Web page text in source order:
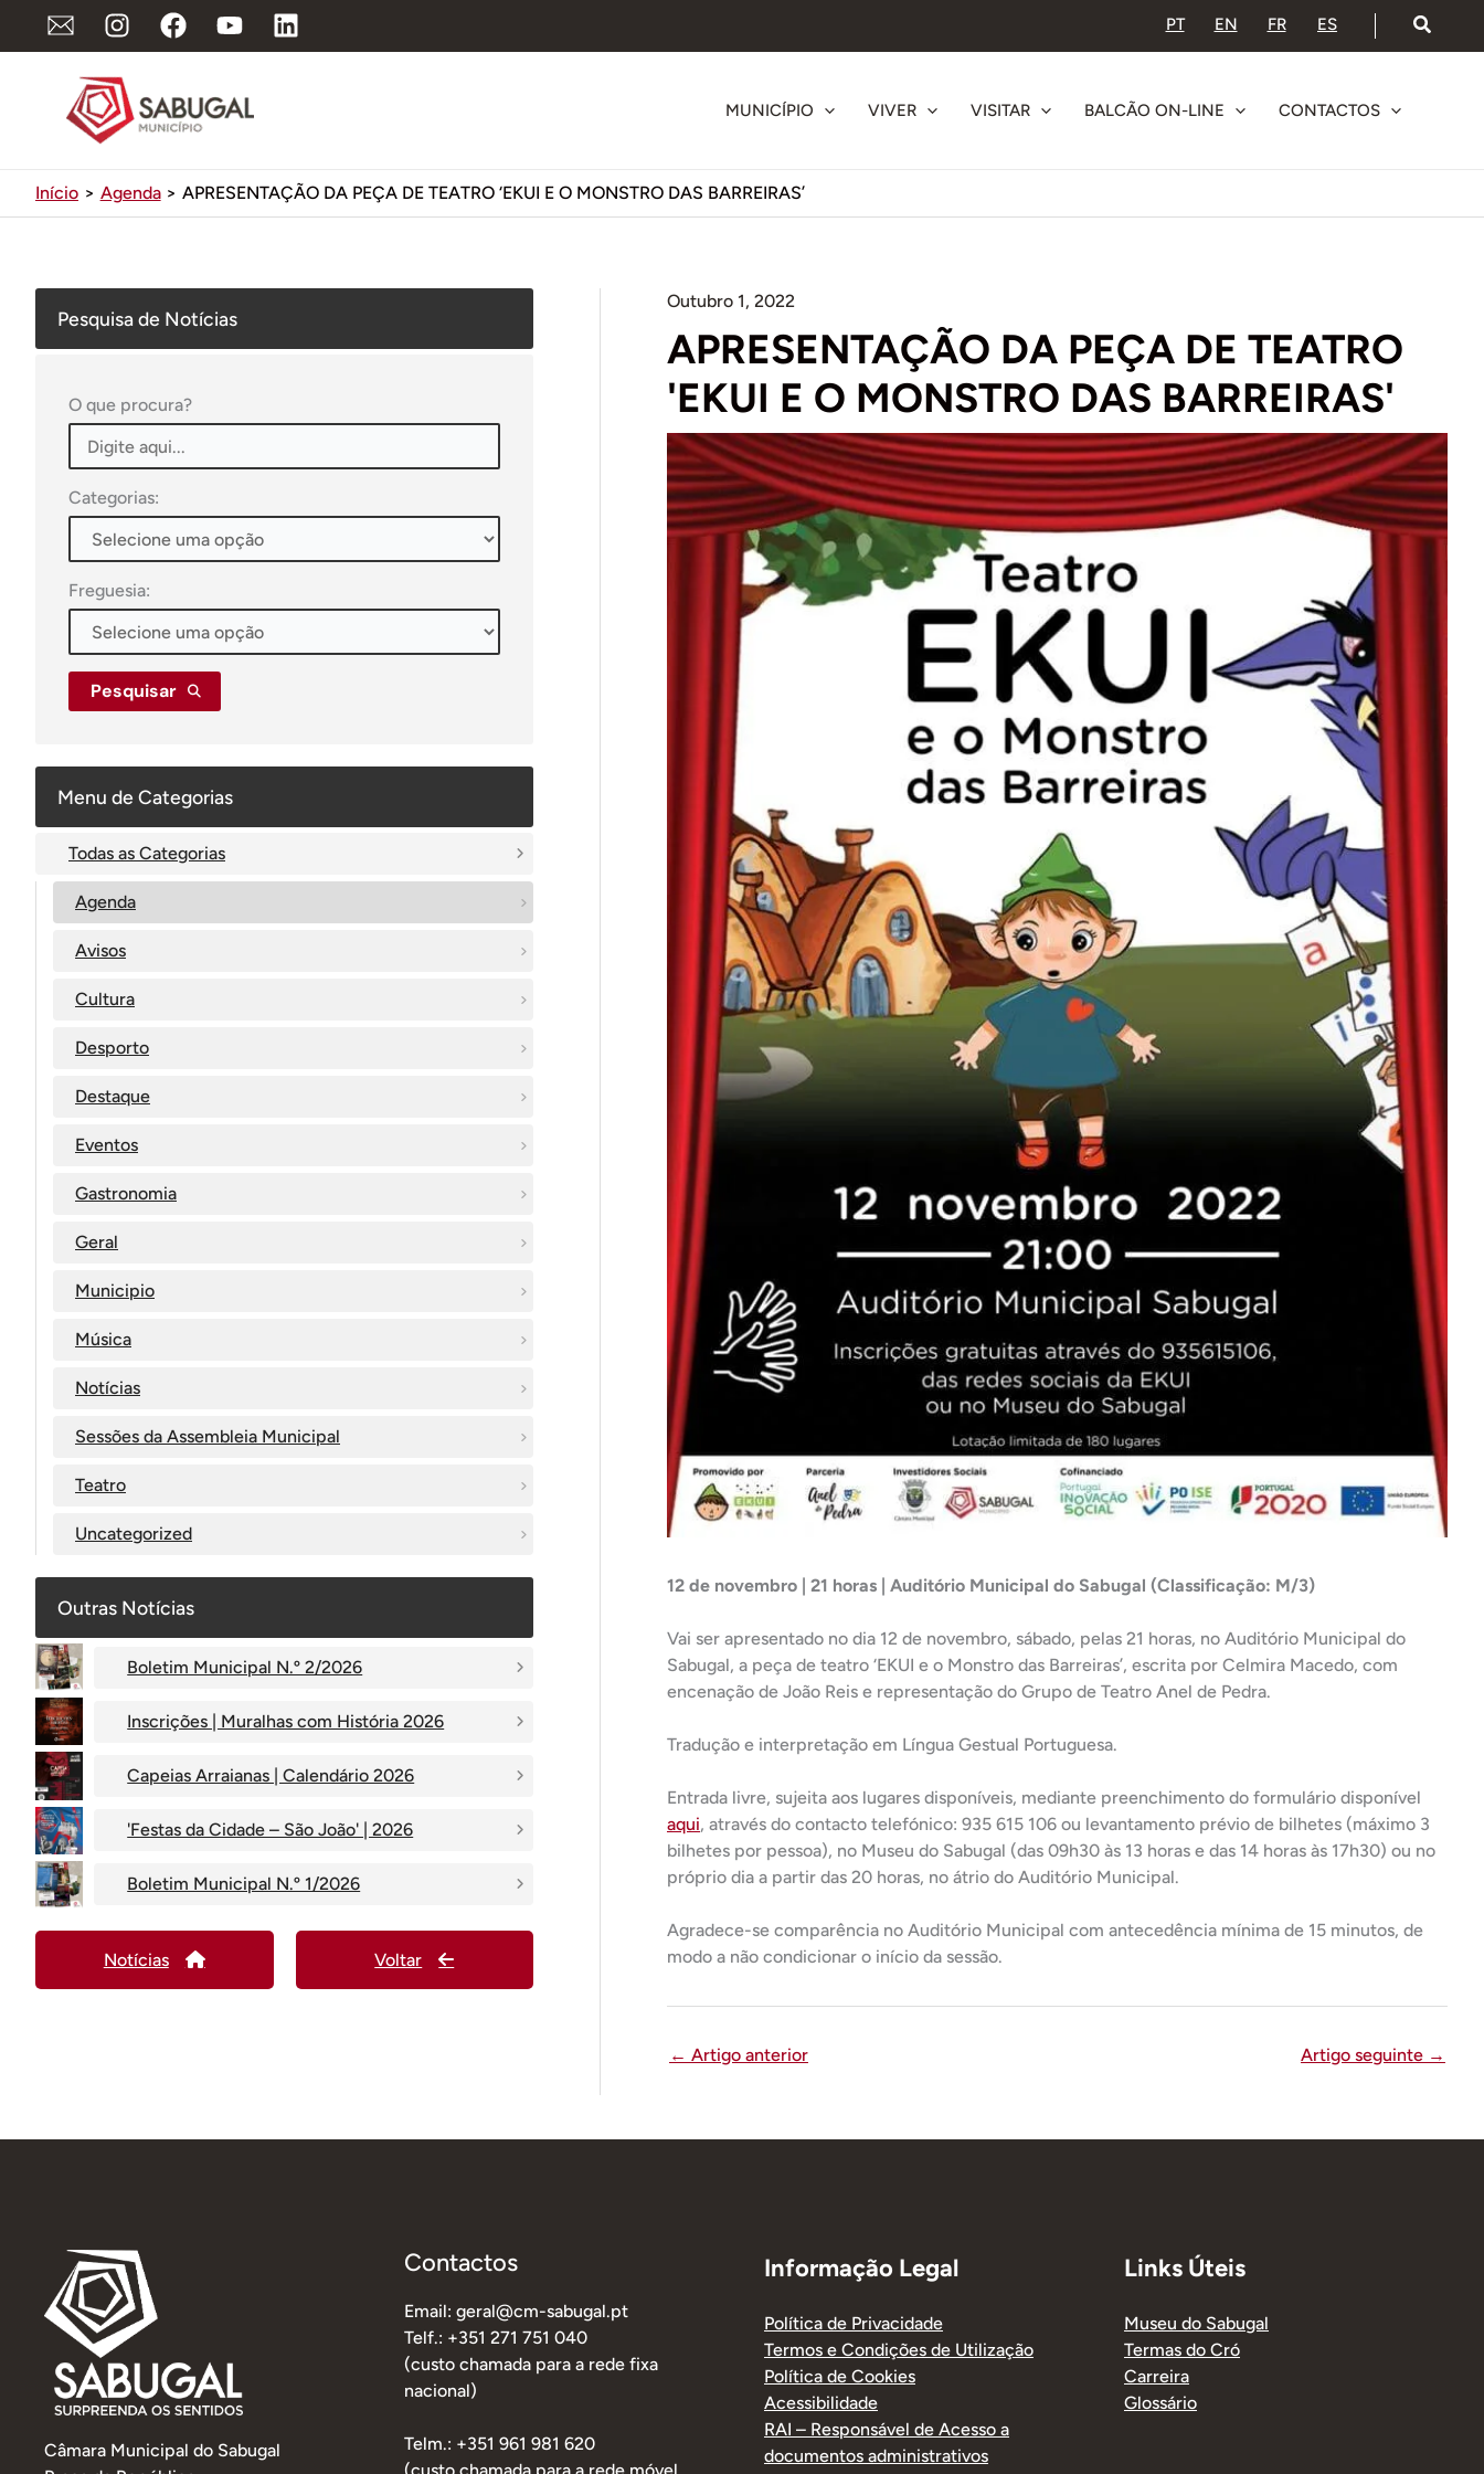
PT EN FR ES
MUNICÍPIO VIVER VISITAR BALCÃO ON-LINE CONTACTOS
Início Agenda APRESENTAÇÃO DA PEÇA DE TEATRO ‘EKUI E O MONSTRO DAS BARREIRAS’
Pesquisa de Notícias
O que procura?
Categorias:
Freguesia:
Pesquisar
Menu de Categorias
Todas as Categorias
Agenda
Avisos
Cultura
Desporto
Destaque
Eventos
Gastronomia
Geral
Municipio
Música
Notícias
Sessões da Assembleia Municipal
Teatro
Uncategorized
Outras Notícias
Boletim Municipal N.º 2/2026
Inscrições | Muralhas com História 2026
Capeias Arraianas | Calendário 2026
'Festas da Cidade – São João' | 2026
Boletim Municipal N.º 1/2026
Notícias Voltar
Outubro 1, 2022
APRESENTAÇÃO DA PEÇA DE TEATRO
'EKUI E O MONSTRO DAS BARREIRAS'
12 de novembro | 21 horas | Auditório Municipal do Sabugal (Classificação: M/3)
Vai ser apresentado no dia 12 de novembro, sábado, pelas 21 horas, no Auditório Municipal do
Sabugal, a peça de teatro ‘EKUI e o Monstro das Barreiras’, escrita por Celmira Macedo, com
encenação de João Reis e representação do Grupo de Teatro Anel de Pedra.
Tradução e interpretação em Língua Gestual Portuguesa.
Entrada livre, sujeita aos lugares disponíveis, mediante preenchimento do formulário disponível
aqui, através do contacto telefónico: 935 615 106 ou levantamento prévio de bilhetes (máximo 3
bilhetes por pessoa), no Museu do Sabugal (das 09h30 às 13 horas e das 14 horas às 17h30) ou no
próprio dia a partir das 20 horas, no átrio do Auditório Municipal.
Agradece-se comparência no Auditório Municipal com antecedência mínima de 15 minutos, de
modo a não condicionar o início da sessão.
← Artigo anterior Artigo seguinte →
Câmara Municipal do Sabugal
Contactos
Email: geral@cm-sabugal.pt
Telf.: +351 271 751 040
(custo chamada para a rede fixa
nacional)
Telm.: +351 961 981 620
Informação Legal
Política de Privacidade
Termos e Condições de Utilização
Política de Cookies
Acessibilidade
RAI – Responsável de Acesso a
documentos administrativos
Links Úteis
Museu do Sabugal
Termas do Cró
Carreira
Glossário